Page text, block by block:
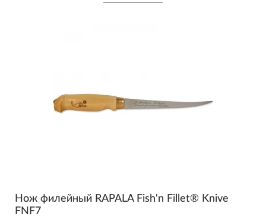
Нож филейный RAPALA Fish'n Fillet® Knive
FNF7